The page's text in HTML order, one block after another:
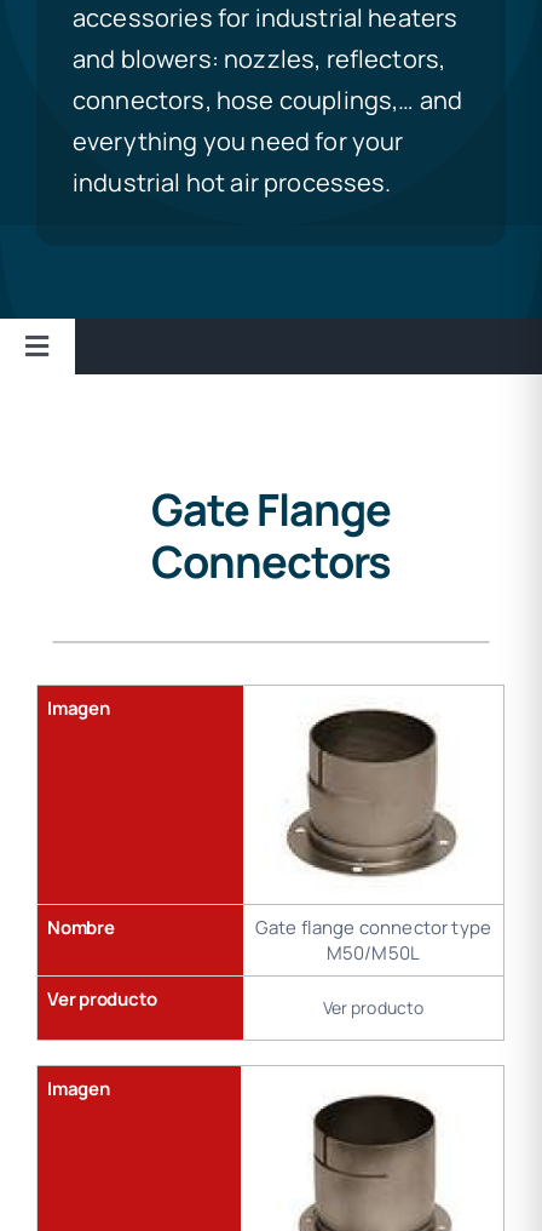
accessories for industrial heaters
and blowers: nozzles, reflectors,
connectors, hose couplings,… and
everything you need for your
industrial hot air processes.
Toggle
Boquillas de Ranura Ancha
Reflectores
Tubos de Aire
Gate Flange
Connectors
de
soldadura
Imagen
Nombre
Gate flange connector type
M50/M50L
Ver producto
Ver producto
Imagen